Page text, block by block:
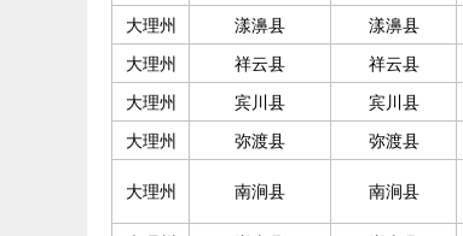
大理州
漾濞县 漾濞县
大理州
祥云县 祥云县
大理州
宾川县 宾川县
大理州
弥渡县 弥渡县
大理州 南涧县 南涧县